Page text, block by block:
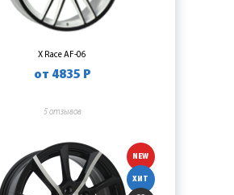
X Race AF-06
от 4835 Р
5 отзывов
NEW
ХИТ